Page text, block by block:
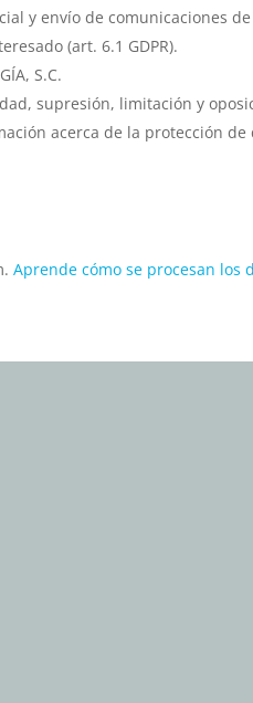
y envío de comunicaciones
(art. 6.1 GDPR).
S.C.
supresión, limitación y
acerca de la protección
Aprende cómo se procesan los